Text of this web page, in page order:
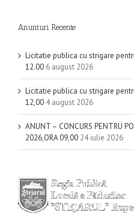
Anunturi Recente
Licitatie publica cu strigare
12.00 6 august 2026
Licitatie publica cu strigare
12,00 4 august 2026
ANUNT – CONCURS PENTRU
2026,ORA 09,00 24 iulie 2026